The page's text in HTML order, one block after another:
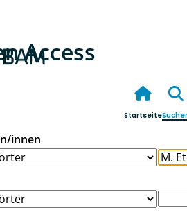
Access
Startseite
innen